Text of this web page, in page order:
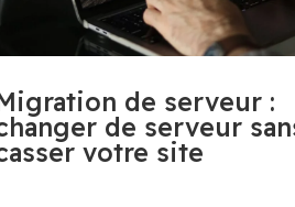
de serveur :
de serveur
votre site